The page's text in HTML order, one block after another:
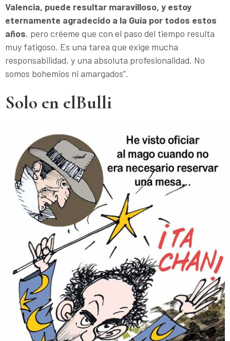
Valencia, puede resultar maravilloso, y estoy
eternamente agradecido a la Guía por todos estos
años, pero créeme que con el paso del tiempo resulta
muy fatigoso. Es una tarea que exige mucha
responsabilidad, y una absoluta profesionalidad. No
somos bohemios ni amargados”.
Solo en elBulli